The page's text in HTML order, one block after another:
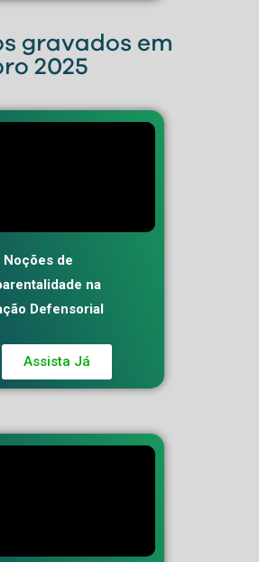
gravados em
2025
Noções de
na
Defensorial
Assista Já